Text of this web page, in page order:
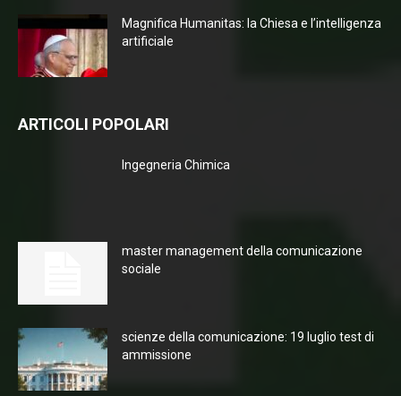
Magnifica Humanitas: la Chiesa e l’intelligenza
artificiale
ARTICOLI POPOLARI
Ingegneria Chimica
master management della comunicazione
sociale
scienze della comunicazione: 19 luglio test di
ammissione